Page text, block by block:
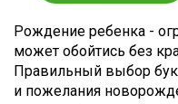
Рождение ребенка -
может обойтись без
Правильный выбор
и пожелания